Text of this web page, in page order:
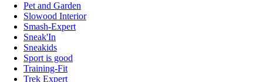
Pet and Garden
Slowood Interior
Smash-Expert
Sneak'In
Sneakids
Sport is good
Training-Fit
Trek Expert